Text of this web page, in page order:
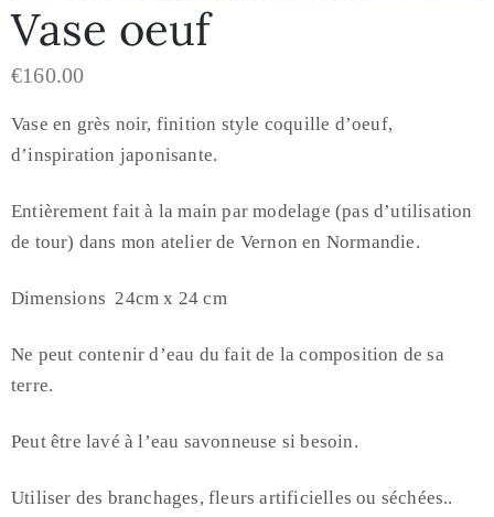
Vase oeuf
€160.00
Vase en grès noir, finition style coquille d’oeuf,
d’inspiration japonisante.
Entièrement fait à la main par modelage (pas d’utilisation
de tour) dans mon atelier de Vernon en Normandie.
Dimensions 24cm x 24 cm
Ne peut contenir d’eau du fait de la composition de sa
terre.
Peut être lavé à l’eau savonneuse si besoin.
Utiliser des branchages, fleurs artificielles ou séchées..